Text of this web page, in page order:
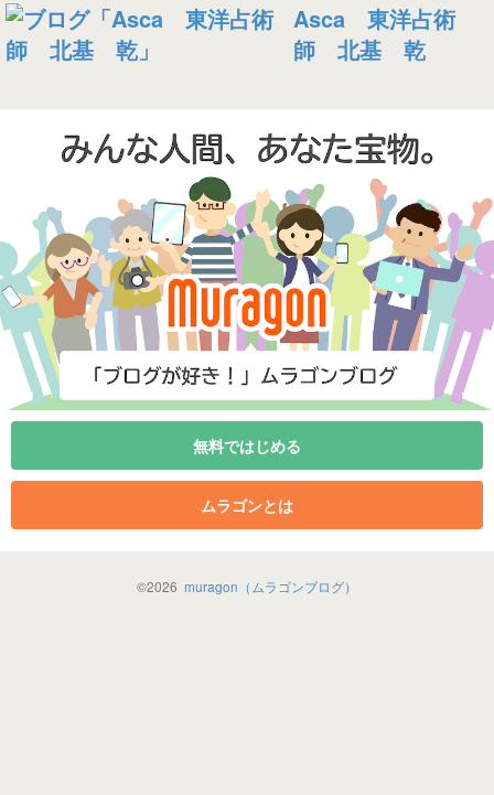
Asca 東洋占術
師 北基 乾
無料ではじめる
ムラゴンとは
©2026 muragon（ムラゴンブログ）